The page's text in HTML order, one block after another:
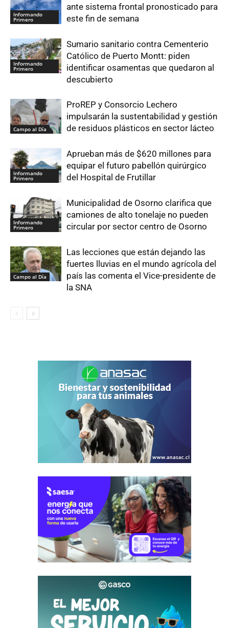
Informando
Primero
ante sistema frontal pronosticado para
este fin de semana
Informando
Primero
Sumario sanitario contra Cementerio
Católico de Puerto Montt: piden
identificar osamentas que quedaron al
descubierto
Campo al Día
ProREP y Consorcio Lechero
impulsarán la sustentabilidad y gestión
de residuos plásticos en sector lácteo
Informando
Primero
Aprueban más de $620 millones para
equipar el futuro pabellón quirúrgico
del Hospital de Frutillar
Informando
Primero
Municipalidad de Osorno clarifica que
camiones de alto tonelaje no pueden
circular por sector centro de Osorno
Campo al Día
Las lecciones que están dejando las
fuertes lluvias en el mundo agrícola del
país las comenta el Vice-presidente de
la SNA